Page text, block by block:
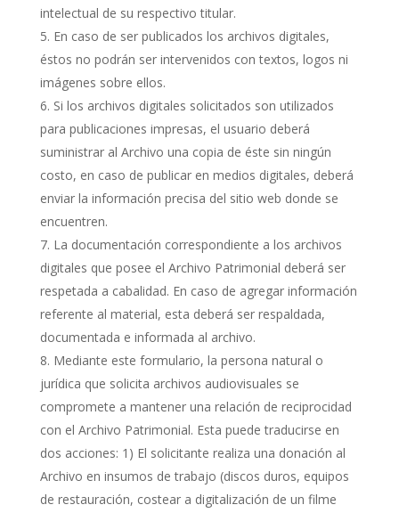
intelectual de su respectivo titular.
En caso de ser publicados los archivos digitales,
éstos no podrán ser intervenidos con textos, logos ni
imágenes sobre ellos.
Si los archivos digitales solicitados son utilizados
para publicaciones impresas, el usuario deberá
suministrar al Archivo una copia de éste sin ningún
costo, en caso de publicar en medios digitales, deberá
enviar la información precisa del sitio web donde se
encuentren.
La documentación correspondiente a los archivos
digitales que posee el Archivo Patrimonial deberá ser
respetada a cabalidad. En caso de agregar información
referente al material, esta deberá ser respaldada,
documentada e informada al archivo.
Mediante este formulario, la persona natural o
jurídica que solicita archivos audiovisuales se
compromete a mantener una relación de reciprocidad
con el Archivo Patrimonial. Esta puede traducirse en
dos acciones: 1) El solicitante realiza una donación al
Archivo en insumos de trabajo (discos duros, equipos
de restauración, costear a digitalización de un filme